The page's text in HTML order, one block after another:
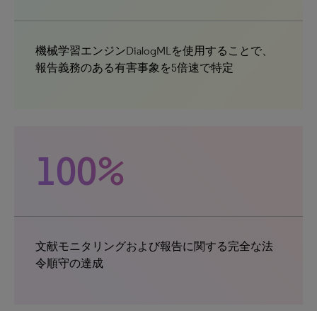
機械学習エンジンDialogMLを使用することで、
報告義務のある有害事象を5倍速で特定
100%
文献モニタリングおよび報告に関する完全な法
令順守の達成